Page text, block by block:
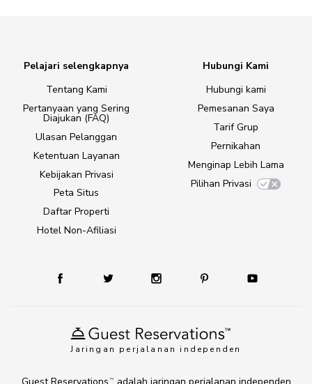
Jaringan perjalanan independen
Pelajari selengkapnya
Tentang Kami
Pertanyaan yang Sering
Diajukan (FAQ)
Ulasan Pelanggan
Ketentuan Layanan
Kebijakan Privasi
Peta Situs
Daftar Properti
Hotel Non-Afiliasi
Hubungi Kami
Hubungi kami
Pemesanan Saya
Tarif Grup
Pernikahan
Menginap Lebih Lama
Pilihan Privasi
TM